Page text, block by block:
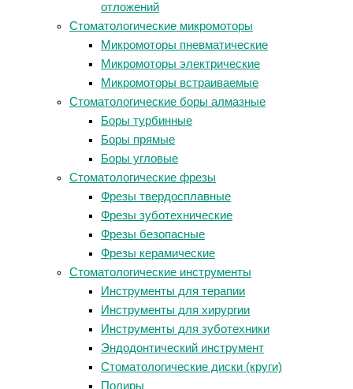
отложений
Стоматологические микромоторы
Микромоторы пневматические
Микромоторы электрические
Микромоторы встраиваемые
Стоматологические боры алмазные
Боры турбинные
Боры прямые
Боры угловые
Стоматологические фрезы
Фрезы твердосплавные
Фрезы зуботехнические
Фрезы безопасные
Фрезы керамические
Стоматологические инструменты
Инструменты для терапии
Инструменты для хирургии
Инструменты для зуботехники
Эндодонтический инструмент
Стоматологические диски (круги)
Полиры